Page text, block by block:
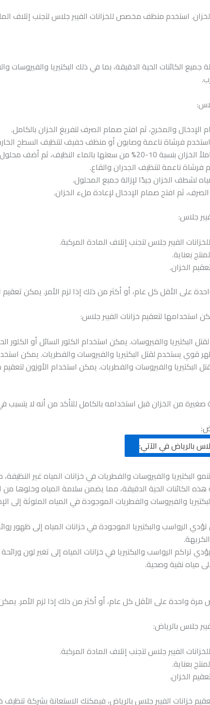
استخدم منظف مخصص للخزانات الفيبر جلاس لتجنب إتلاف
جميع الكائنات الحية الدقيقة، بما في ذلك البكتيريا
الإدخال والمخرج، ثم افتح صمام الصرف لتفريغ الخزان بالكامل.
استخدم فرشاة ناعمة وصابون أو منظف خفيف لتنظيف السطح
املأ الخزان بنسبة 10-20% من سعتها بالماء
لشطف الخزان جيدًا لإزالة جميع المحلول.
ثم افتح صمام الإدخال لإعادة ملء الخزان.
جلاس:
الفيبر جلاس لتجنب إتلاف المادة المركبة.
بعناية.
الخزان.
على الأقل كل عام، أو أكثر من ذلك إذا لزم الأمر. يمكن
استخدامها لتعقيم خزانات الفيبر جلاس:
والفيروسات. يمكن استخدام الكلور السائل أو الكلور
قوي يستخدم لقتل البكتيريا والفيروسات والفطريات. يمكن
البكتيريا والفيروسات والفطريات. يمكن استخدام الأوزون
من الخزان قبل استخدامه بالكامل للتأكد من أنه لا يتسبب
بالرياض في الآتي:
البكتيريا والفيروسات والفطريات في خزانات المياه غير
هذه الكائنات الحية الدقيقة، مما يضمن سلامة المياه وخلوها من
والفيروسات والفطريات الموجودة في المياه الملوثة إلى
الرواسب والبكتيريا الموجودة في خزانات المياه إلى ظهور
تراكم الرواسب والبكتيريا في خزانات المياه إلى تغير لون
مياه نقية وصحية.
مرة واحدة على الأقل كل عام، أو أكثر من ذلك إذا لزم
جلاس بالرياض:
الفيبر جلاس لتجنب إتلاف المادة المركبة.
بعناية.
الخزان.
الفيبر جلاس بالرياض، فيمكنك الاستعانة بشركة تنظيف